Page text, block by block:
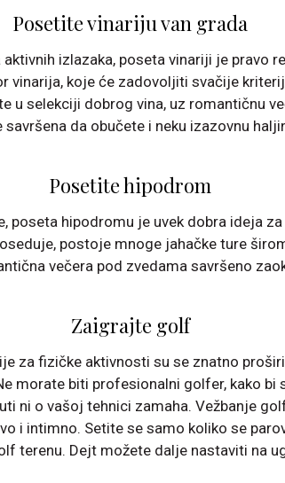
Posetite vinariju van grada
izlazaka, poseta vinariji je pravo
vinarija, koje će zadovoljiti svačije
u selekciji dobrog vina, uz romantičnu
savršena da obučete i neku izazovnu
Posetite hipodrom
poseta hipodromu je uvek dobra ideja
postoje mnoge jahačke ture
večera pod zvedama savršeno
Zaigrajte golf
za fizičke aktivnosti su se znatno
morate biti profesionalni golfer, kako bi
ni o vašoj tehnici zamaha. Vežbanje
i intimno. Setite se samo koliko se
terenu. Dejt možete dalje nastaviti na